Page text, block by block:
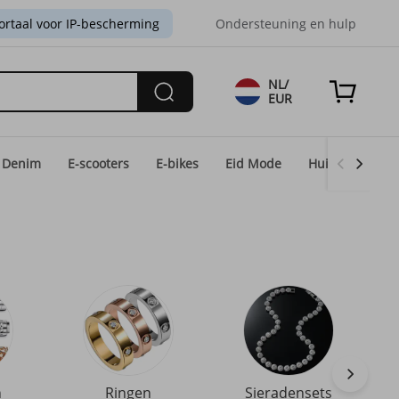
voor IP-bescherming Ondersteuning en hulp
NL/
EUR
Denim E-scooters E-bikes Eid Mode Huis & Licht
Ringen
Sieradensets